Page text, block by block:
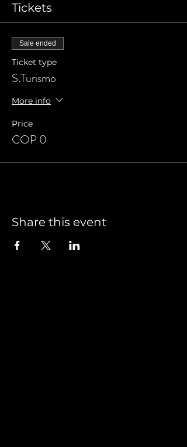
Tickets
Sale ended
Ticket type
S.Turismo
More info
Price
COP 0
Share this event